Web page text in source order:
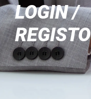
LOGIN /
REGISTO